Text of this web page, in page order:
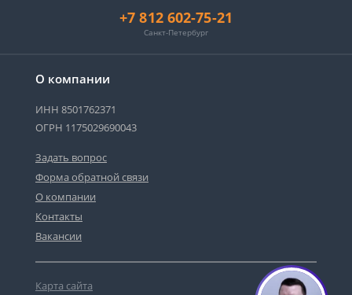
О компании
ИНН 8501762371
ОГРН 1175029690043
Задать вопрос
Форма обратной связи
О компании
Контакты
Вакансии
Карта сайта
+7 812 602-75-21
Санкт-Петербург